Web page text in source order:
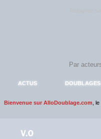
ACTUS DOUBLAGES
Bienvenue sur AlloDoublage.com ,